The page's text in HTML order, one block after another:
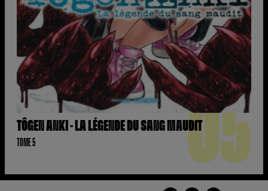
TÔGEN ANKI - LA LÉGENDE DU SANG MAUDIT
TOME 5 05